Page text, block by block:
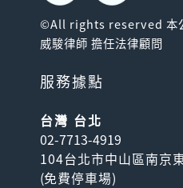
©All rights reserved 本
威駿律師 擔任法律顧問
服務據點
台灣 台北
02-7713-4919
104台北市中山區南京
(免費停車場)